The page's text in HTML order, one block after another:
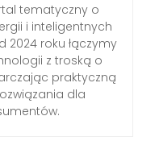
tematyczny o
i inteligentnych
2024 roku łączymy
z troską o
praktyczną
dla